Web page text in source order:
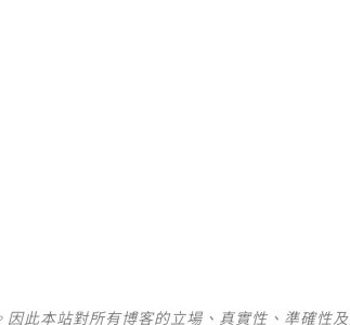
此本站對所有博客的立場、真實性、準確性